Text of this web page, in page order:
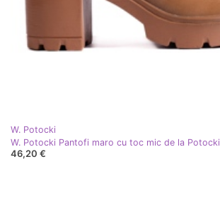
W. Potocki
W. Potocki Pantofi maro cu toc mic de la Potocki
46,20 €